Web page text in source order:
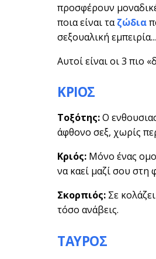
προσφέρουν
ποια είναι ταζώδια
σεξουαλική εμπειρία...
Αυτοί είναι οι 3 πιο
ΚΡΙΟΣ
Τοξότης:Ο
άφθονο σεξ, χωρίς
Κριός: Μόνο ένας
να καεί μαζί σου στη
Σκορπιός: Σε
τόσο ανάβεις.
ΤΑΥΡΟΣ